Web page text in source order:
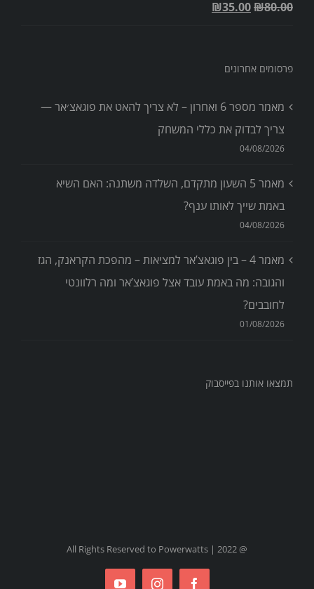
₪80.00
₪35.00
פרסומים אחרונים
מאמר מספר 6 ואחרון – לא צריך להאט את פוגאצ׳אר —
צריך לבדוק את כללי המשחק
04/08/2026
מאמר 5 השעון מתקדם, השלדה משתנה: האם השיא
באמת שייך לאותו ענף?
04/08/2026
מאמר 4 – בין פוגאצ’אר למציאות – מהפכת הקראנק, הגז
והגובה: מה באמת עובד אצל פוגאצ’אר ומה רלוונטי
לחובבים?
01/08/2026
תמצאו אותנו בפייסבוק
@ All Rights Reserved to Powerwatts | 2022